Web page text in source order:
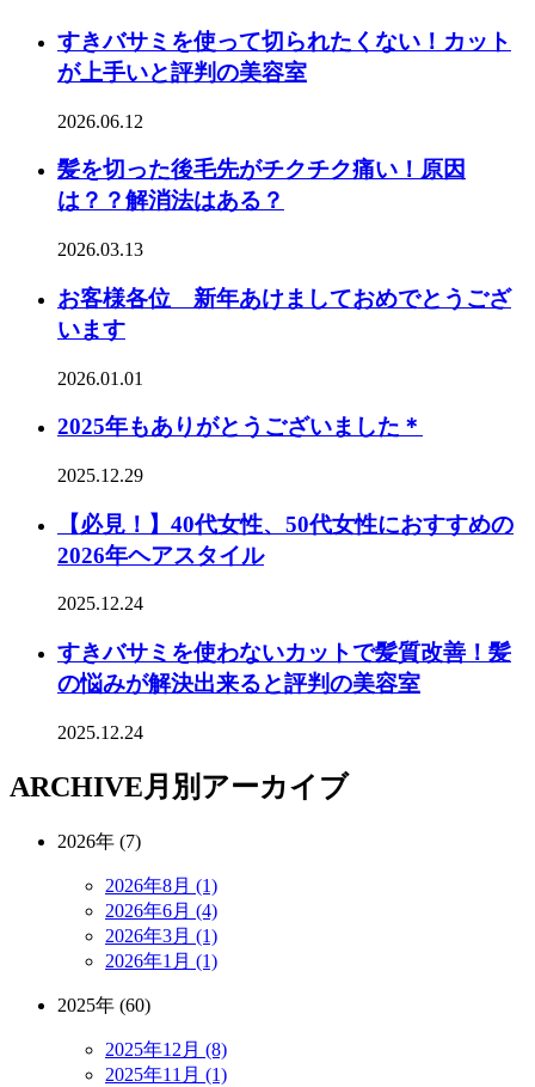
すきバサミを使って切られたくない！カット
が上手いと評判の美容室
2026.06.12
髪を切った後毛先がチクチク痛い！原因
は？？解消法はある？
2026.03.13
お客様各位 新年あけましておめでとうござ
います
2026.01.01
2025年もありがとうございました＊
2025.12.29
【必見！】40代女性、50代女性におすすめの
2026年ヘアスタイル
2025.12.24
すきバサミを使わないカットで髪質改善！髪
の悩みが解決出来ると評判の美容室
2025.12.24
ARCHIVE月別アーカイブ
2026年 (7)
2026年8月 (1)
2026年6月 (4)
2026年3月 (1)
2026年1月 (1)
2025年 (60)
2025年12月 (8)
2025年11月 (1)